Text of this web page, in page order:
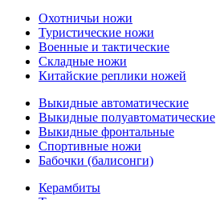
Охотничьи ножи
Туристические ножи
Военные и тактические
Складные ножи
Китайские реплики ножей
Выкидные автоматические
Выкидные полуавтоматические
Выкидные фронтальные
Спортивные ножи
Бабочки (балисонги)
Керамбиты